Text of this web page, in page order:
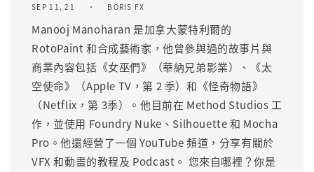
SEP 11, 21 BORIS FX
Manooj Manoharan 是加拿大蒙特利爾的
RotoPaint 和合成藝術家，他曾參與過的故事片與
商業內容包括《女巫們》（華納兄弟影業）、《太
空使命》（Apple TV，第 2 季）和《怪奇物語》
（Netflix，第 3季）。他目前在 Method Studios 工
作，並使用 Foundry Nuke、Silhouette 和 Mocha
Pro。他還經營了一個 YouTube 頻道，分享有關於
VFX 和動畫的教程及 Podcast。 您來自哪裡？你是